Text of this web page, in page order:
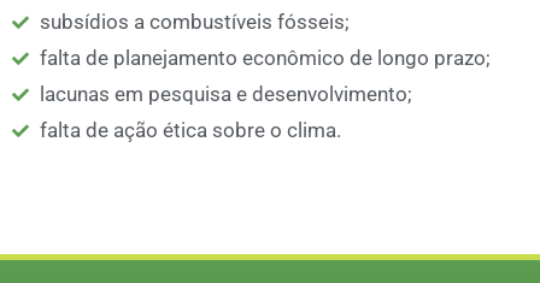
subsídios a combustíveis fósseis;
falta de planejamento econômico de longo prazo;
lacunas em pesquisa e desenvolvimento;
falta de ação ética sobre o clima.